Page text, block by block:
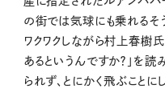
の街では気球にも乗れるそ
ワクワクしながら村上春樹
あるというんですか？」を
られず、とにかく飛ぶことに